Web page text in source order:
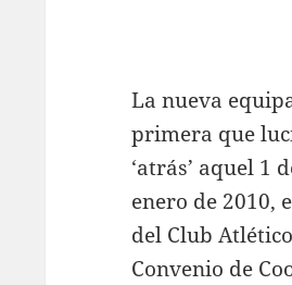
La nueva
primera que
‘atrás’ aquel 1
enero de 2010,
del Club
Convenio de